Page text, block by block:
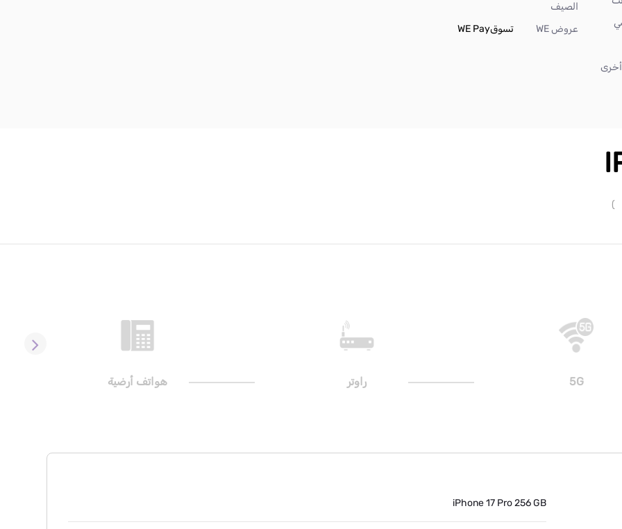
الصيف
عروض WE
تسوقWE Pay
)
5G راوتر هواتف أرضية
iPhone 17 Pro 256 GB